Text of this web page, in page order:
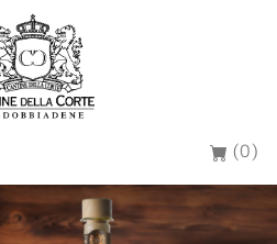
(0)